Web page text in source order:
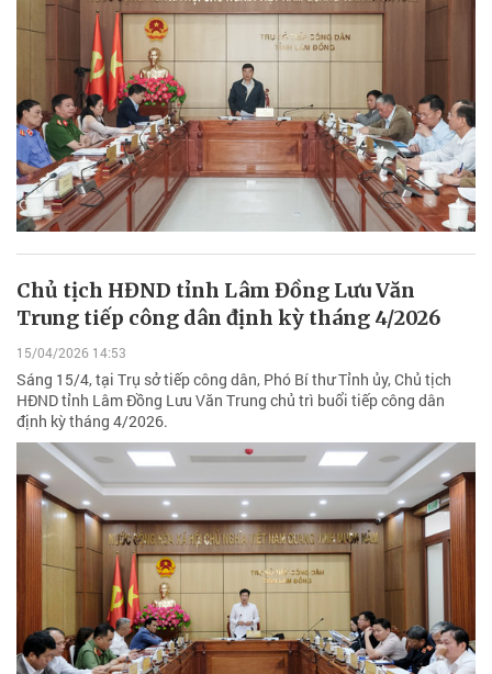
Chủ tịch HĐND tỉnh Lâm Đồng Lưu Văn
Trung tiếp công dân định kỳ tháng 4/2026
15/04/2026 14:53
Sáng 15/4, tại Trụ sở tiếp công dân, Phó Bí thư Tỉnh ủy, Chủ tịch
HĐND tỉnh Lâm Đồng Lưu Văn Trung chủ trì buổi tiếp công dân
định kỳ tháng 4/2026.